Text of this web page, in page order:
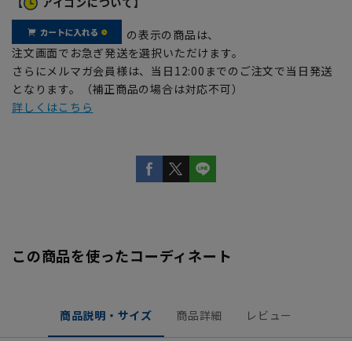
の表示の商品は、
注文画面でお急ぎ発送を選択いただけます。
さらにメルマガ会員様は、当日12:00までのご注文で当日発送
となります。（補正商品の場合は対応不可）
詳しくはこちら
この商品を使ったコーディネート
商品説明・サイズ 商品詳細 レビュー